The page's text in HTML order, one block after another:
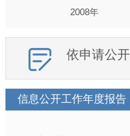
2008年
依申请公开
信息公开工作年度报告